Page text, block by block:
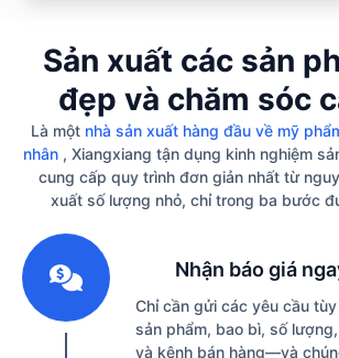
Sản xuất các sản
đẹp và chăm sóc
Là một nhà sản xuất hàng đầu về mỹ
nhân, Xiangxiang tận dụng kinh nghiệm
cung cấp quy trình đơn giản nhất từ
xuất số lượng nhỏ, chỉ trong ba bước
Nhận báo giá
Chỉ cần gửi các yêu cầu
sản phẩm, bao bì, số
và kênh bán hàng—và